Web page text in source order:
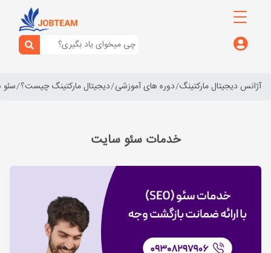
آژانس دیجیتال مارکتینگ دوره های آموزشی دیجیتال مارکتینگ چیست؟
خدمات سئو سایت